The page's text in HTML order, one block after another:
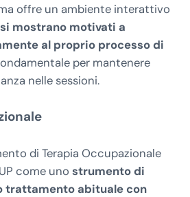
offre un ambiente interattivo
mostrano motivati a
al proprio processo di
per mantenere
nelle sessioni.
di Terapia Occupazionale
come uno strumento di
trattamento abituale con